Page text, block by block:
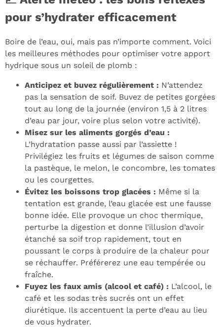
pour s’hydrater efficacement
Boire de l’eau, oui, mais pas n’importe comment. Voici
les meilleures méthodes pour optimiser votre apport
hydrique sous un soleil de plomb :
Anticipez et buvez régulièrement : N’attendez
pas la sensation de soif. Buvez de petites gorgées
tout au long de la journée (environ 1,5 à 2 litres
d’eau par jour, voire plus selon votre activité).
Misez sur les aliments gorgés d’eau :
L’hydratation passe aussi par l’assiette !
Privilégiez les fruits et légumes de saison comme
la pastèque, le melon, le concombre, les tomates
ou les courgettes.
Évitez les boissons trop glacées : Même si la
tentation est grande, l’eau glacée est une fausse
bonne idée. Elle provoque un choc thermique,
perturbe la digestion et donne l’illusion d’avoir
étanché sa soif trop rapidement, tout en
poussant le corps à produire de la chaleur pour
se réchauffer. Préférerez une eau tempérée ou
fraîche.
Fuyez les faux amis (alcool et café) : L’alcool, le
café et les sodas très sucrés ont un effet
diurétique. Ils accentuent la perte d’eau au lieu
de vous hydrater.